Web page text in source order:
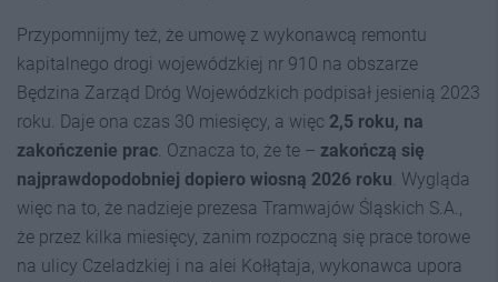
Przypomnijmy też, że umowę z wykonawcą remontu
kapitalnego drogi wojewódzkiej nr 910 na obszarze
Będzina Zarząd Dróg Wojewódzkich podpisał jesienią 2023
roku. Daje ona czas 30 miesięcy, a więc 2,5 roku, na
zakończenie prac. Oznacza to, że te – zakończą się
najprawdopodobniej dopiero wiosną 2026 roku. Wygląda
więc na to, że nadzieje prezesa Tramwajów Śląskich S.A.,
że przez kilka miesięcy, zanim rozpoczną się prace torowe
na ulicy Czeladzkiej i na alei Kołłątaja, wykonawca upora